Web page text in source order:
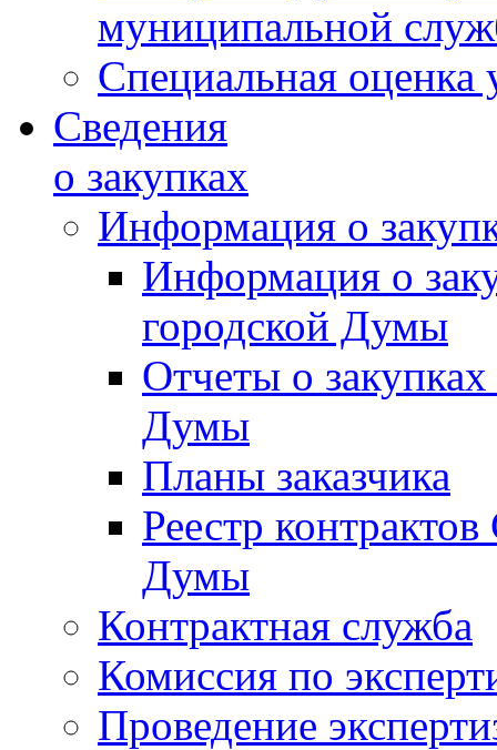
муниципальной
Специальная оценка
Сведения
о закупках
Информация о
Информация о
городской Думы
Отчеты о
Думы
Планы заказчика
Реестр
Думы
Контрактная служба
Комиссия по
Проведение